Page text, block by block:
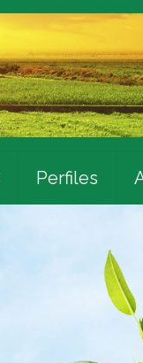
Perfiles